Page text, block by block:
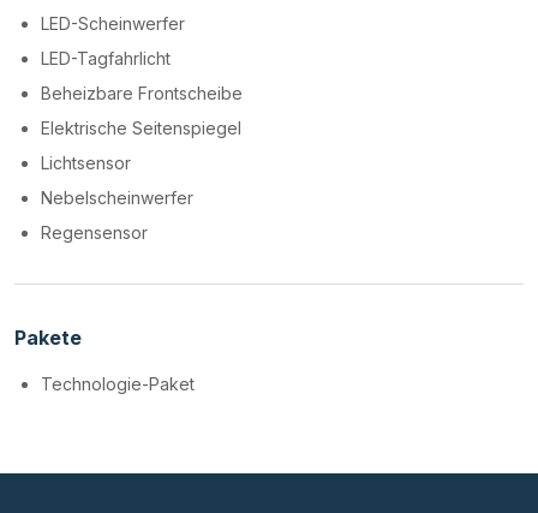
LED-Scheinwerfer
LED-Tagfahrlicht
Beheizbare Frontscheibe
Elektrische Seitenspiegel
Lichtsensor
Nebelscheinwerfer
Regensensor
Pakete
Technologie-Paket